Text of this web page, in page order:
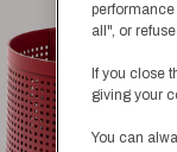
all", or
If you close
giving your
You can